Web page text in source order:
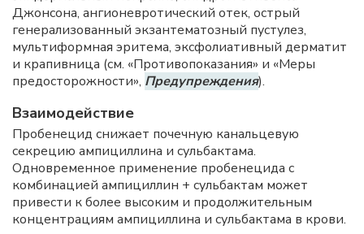
Джонсона, ангионевротический отек, острый
генерализованный экзантематозный пустулез,
мультиформная эритема, эксфолиативный дерматит
и крапивница (см. «Противопоказания» и «Меры
предосторожности», Предупреждения).
Взаимодействие
Пробенецид снижает почечную канальцевую
секрецию ампициллина и сульбактама.
Одновременное применение пробенецида с
комбинацией ампициллин + сульбактам может
привести к более высоким и продолжительным
концентрациям ампициллина и сульбактама в крови.